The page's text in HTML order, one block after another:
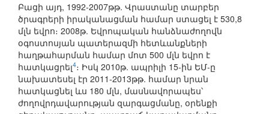
Բացի այդ, 1992-2007թթ. Վրաստանը տարբեր
ծրագրերի իրականացման համար ստացել է 530,8
մլն եվրո։ 2008թ. Եվրոպական հանձնաժողովն
օգոստոսյան պատերազմի հետևանքների
հաղթահարման համար մոտ 500 մլն եվրո է
հատկացրել4։ Իսկ 2010թ. ապրիլի 15-ին ԵՄ-ը
նախատեսել էր 2011-2013թթ. համար նրան
հատկացնել ևս 180 մլն, մասնավորապես՝
ժողովրդավարության զարգացմանը, օրենքի